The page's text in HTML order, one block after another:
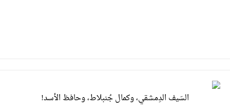
السَيف الدِمشقي، وكمال جُنبلاط، وحافظ الأسد!